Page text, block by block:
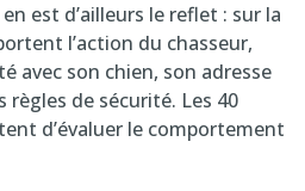
est d’ailleurs le reflet : sur la
l’action du chasseur,
avec son chien, son adresse
de sécurité. Les 40
d’évaluer le comportement